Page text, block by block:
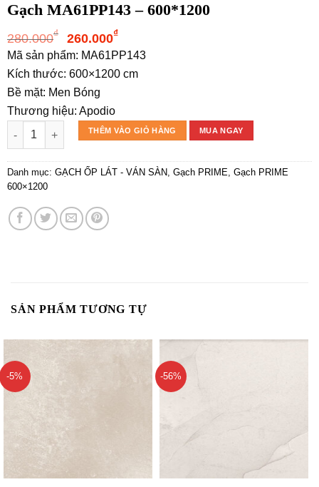
Gạch MA61PP143 – 600*1200
280.000₫
Giá
gốc
là:
280.000₫.
260.000₫Giá
hiện
tại
Mã sản phẩm: MA61PP143
Kích thước: 600×1200 cm
Bề mặt: Men Bóng
Thương hiệu: Apodio
Gạch MA61PP143 – 600*1200 số lượng
THÊM VÀO GIỎ HÀNG MUA NGAY
Danh mục: GẠCH ỐP LÁT - VÁN SÀN, Gạch PRIME, Gạch PRIME
600×1200
SẢN PHẨM TƯƠNG TỰ
-5% -56%